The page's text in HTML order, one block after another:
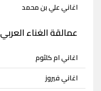
اغاني علي بن محمد
عمالقة الغناء العربي
اغاني ام كلثوم
اغاني فيروز